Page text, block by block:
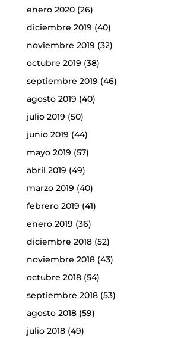
enero 2020(26)
diciembre 2019 (40)
noviembre 2019 (32)
octubre 2019 (38)
septiembre 2019 (46)
agosto 2019 (40)
julio 2019 (50)
junio 2019 (44)
mayo 2019 (57)
abril 2019 (49)
marzo 2019 (40)
febrero 2019 (41)
enero 2019 (36)
diciembre 2018(52)
noviembre 2018(43)
octubre 2018(54)
septiembre 2018(53)
agosto 2018(59)
julio 2018(49)